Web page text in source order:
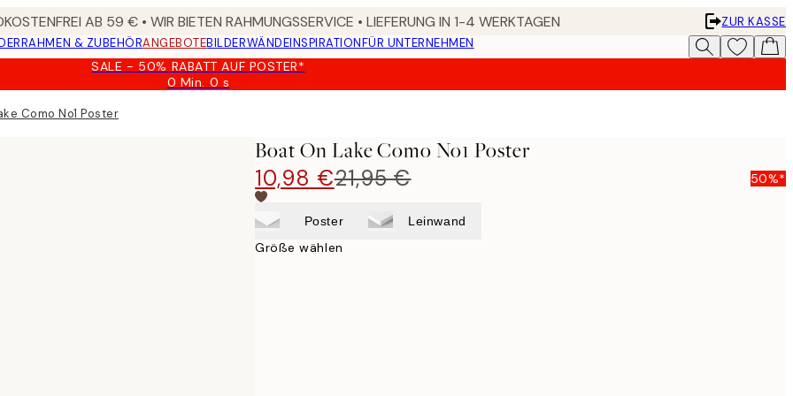
AB 59 € • WIR BIETEN RAHMUNGSSERVICE • LIEFERUNG IN 1-4 WERKTAGEN
ZUR KASSE
RAHMEN & ZUBEHÖRANGEBOTEBILDERWÄNDEINSPIRATIONFÜR UNTERNEHMEN
SALE - 50% RABATT AUF POSTER*
0 Min. 0 s
Gültig
Como No1 Poster
Boat On Lake Como No1 Poster
10,98 €21,95 € 50%*
Poster Leinwand
Größe wählen